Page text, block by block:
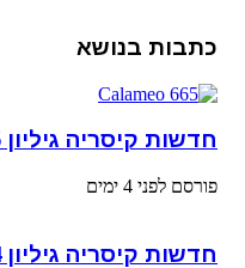
כתבות בנושא
חדשות קיסריה גיליון 665
פורסם לפני 4 ימים
חדשות קיסריה גיליון 664